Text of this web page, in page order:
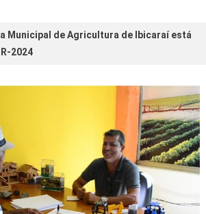
Municipal de Agricultura de Ibicaraí está
2024